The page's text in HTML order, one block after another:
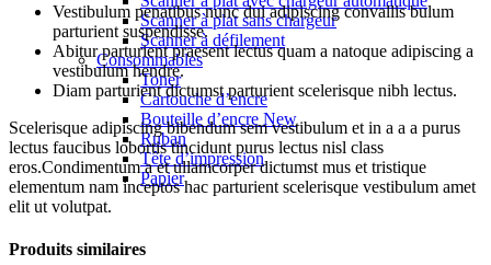
Scanner à plat sans chargeur
Scanner à défilement
Consommables
Toner
Cartouche d’encre
Bouteille d’encre New
Ruban
Tête d’impression
Papier
Vestibulum penatibus nunc dui adipiscing convallis bulum
parturient suspendisse.
Abitur parturient praesent lectus quam a natoque adipiscing a
vestibulum hendre.
Diam parturient dictumst parturient scelerisque nibh lectus.
Scelerisque adipiscing bibendum sem vestibulum et in a a a purus
lectus faucibus lobortis tincidunt purus lectus nisl class
eros.Condimentum a et ullamcorper dictumst mus et tristique
elementum nam inceptos hac parturient scelerisque vestibulum amet
elit ut volutpat.
Produits similaires